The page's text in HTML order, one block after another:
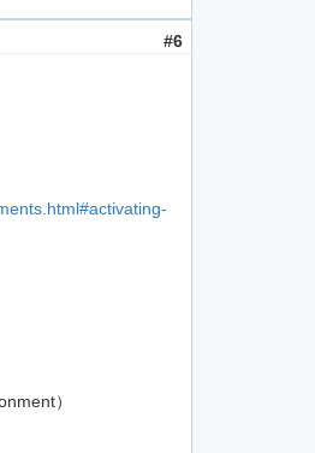
#6
）